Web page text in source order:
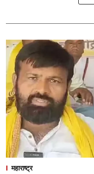
महाराष्ट्र